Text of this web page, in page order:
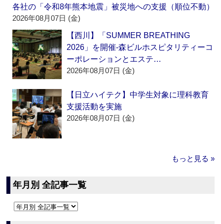
各社の「令和8年熊本地震」被災地への支援（順位不動）
2026年08月07日 (金)
【西川】「SUMMER BREATHING
2026」を開催‐森ビルホスピタリティーコ
ーポレーションとエステ…
2026年08月07日 (金)
【日立ハイテク】中学生対象に理科教育
支援活動を実施
2026年08月07日 (金)
もっと見る »
年月別 全記事一覧